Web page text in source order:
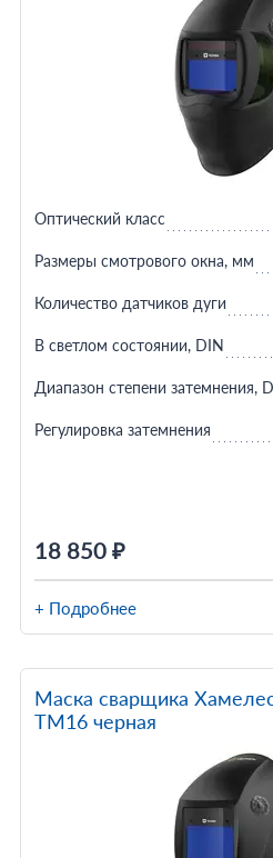
18 850 ₽
Оптический класс
Размеры смотрового окна, мм
Количество датчиков дуги
В светлом состоянии, DIN
Диапазон степени затемнения,
Регулировка затемнения
+ Подробнее
Маска сварщика
TM16 черная